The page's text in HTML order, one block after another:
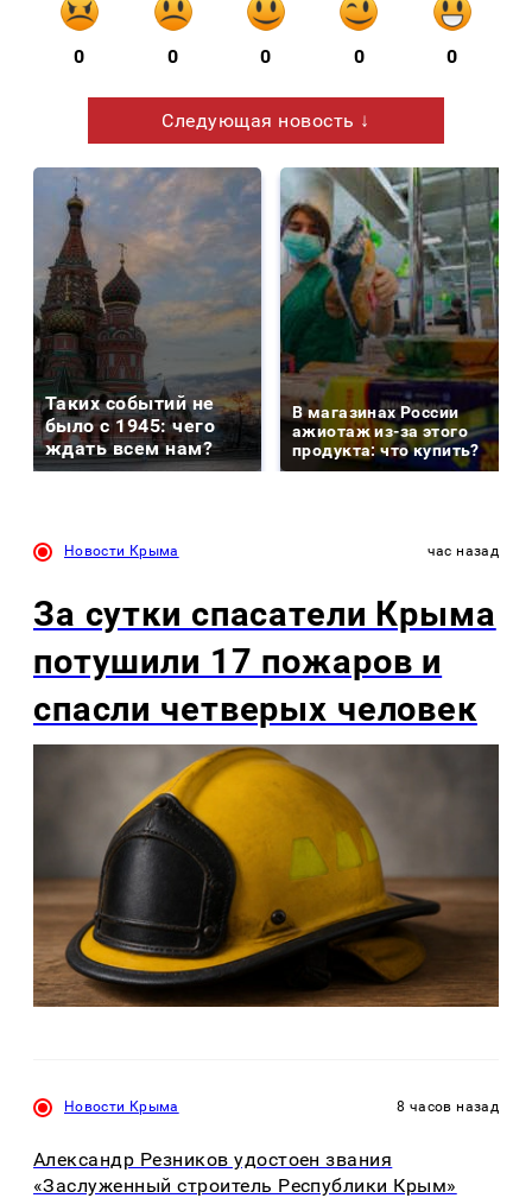
0 0 0 0 0
Следующая новость ↓
Таких событий не
было с 1945: чего
ждать всем нам?
В магазинах России
ажиотаж из-за этого
продукта: что купить?
Новости Крыма час назад
За сутки спасатели Крыма
потушили 17 пожаров и
спасли четверых человек
Новости Крыма 8 часов назад
Александр Резников удостоен звания
«Заслуженный строитель Республики Крым»